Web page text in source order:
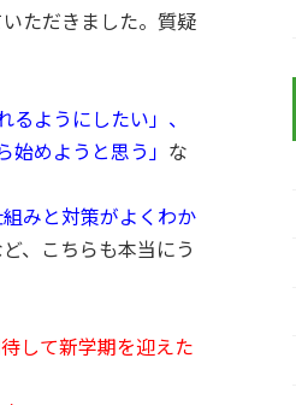
ただきました。質疑
ようにしたい」、
めようと思う」 な
みと対策がよくわか
、こちらも本当にう
して新学期を迎えた